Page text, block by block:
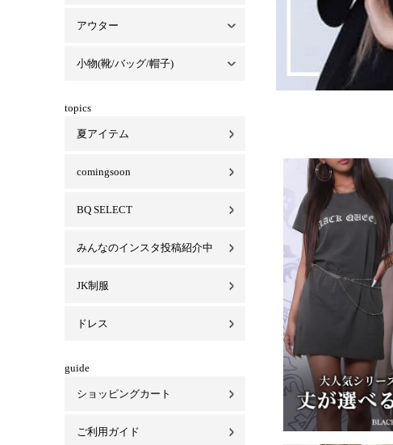
セットアップ一覧
パーカーセットアップ
Tシャツセットアップ
スカートセットアップ
ベロアセットアップ
アウター
アウター一覧
コート
ジャケット
ブルゾン/MA-1
小物(靴/バッグ/帽子)
小物(靴/バッグ/帽子)一覧
バッグ
キャップ/ハット
靴ビキニ
マスク
topics
夏アイテム
comingsoon
BQ SELECT
みんなのインスタ投稿紹介中
JK制服
ドレス
guide
ショッピングカート
ご利用ガイド